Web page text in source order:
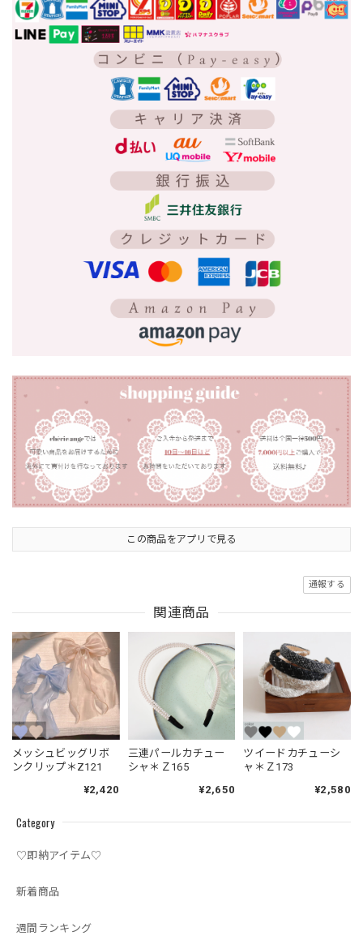
Category
♡即納アイテム♡
新着商品
週間ランキング
この商品をアプリで見る
通報する
関連商品
メッシュビッグリボ
ンクリップ＊Z121
¥2,420
三連パールカチュー
シャ＊Ｚ165
¥2,650
ツイードカチューシ
ャ＊Ｚ173
¥2,580